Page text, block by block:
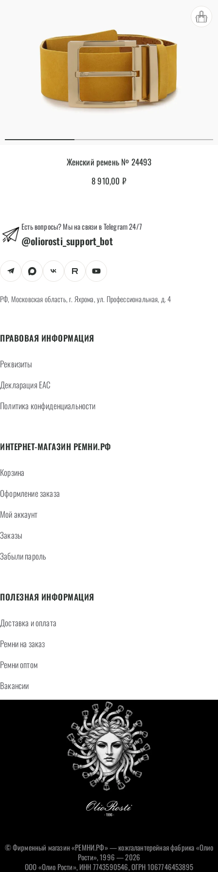
Женский ремень № 24493
8 910,00 ₽
Есть вопросы? Мы на связи в Telegram 24/7
@oliorosti_support_bot
РФ, Московская область, г. Яхрома, ул. Профессиональная, д. 4
ПРАВОВАЯ ИНФОРМАЦИЯ
Реквизиты
Декларация EAC
Политика конфиденциальности
ИНТЕРНЕТ-МАГАЗИН РЕМНИ.РФ
Корзина
Оформление заказа
Мой аккаунт
Заказы
Забыли пароль
ПОЛЕЗНАЯ ИНФОРМАЦИЯ
Доставка и оплата
Ремни на заказ
Ремни оптом
Вакансии
© Фирменный магазин «РЕМНИ.РФ» — кожгалантерейная фабрика «Олио
Рости», 1996 — 2026
ООО «Олио Рости», ИНН 7743590546, ОГРН 1067746453895